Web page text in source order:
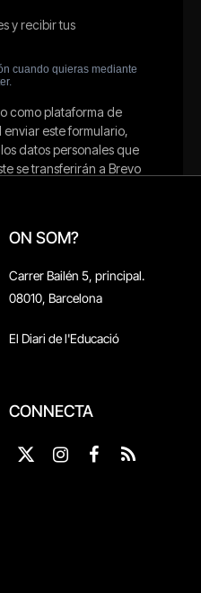
ON SOM?
Carrer Bailén 5, principal.
08010, Barcelona
El Diari de l'Educació
CONNECTA
X
Instagram
Facebook
RSS